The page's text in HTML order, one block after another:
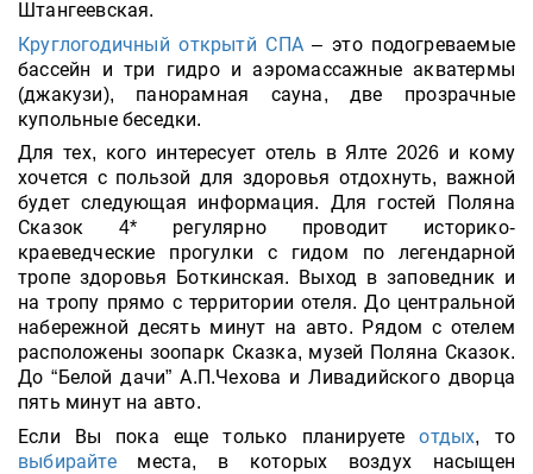
Штангеевская.
Круглогодичный открытй СПА– это подогреваемые
бассейн и три гидро и аэромассажные акватермы
(джакузи), панорамная сауна, две прозрачные
купольные беседки.
Для тех, кого интересует отель в Ялте 2026 и кому
хочется с пользой для здоровья отдохнуть, важной
будет следующая информация. Для гостей Поляна
Сказок 4* регулярно проводит историко-
краеведческие прогулки с гидом по легендарной
тропе здоровья Боткинская. Выход в заповедник и
на тропу прямо с территории отеля. До центральной
набережной десять минут на авто. Рядом с отелем
расположены зоопарк Сказка, музей Поляна Сказок.
До “Белой дачи” А.П.Чехова и Ливадийского дворца
пять минут на авто.
Если Вы пока еще только планируетеотдых, то
выбирайтеместа, в которых воздух насыщен